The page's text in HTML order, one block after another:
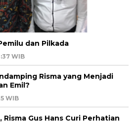
dan Pilkada
WIB
Risma yang Menjadi
Emil?
WIB
Gus Hans Curi Perhatian